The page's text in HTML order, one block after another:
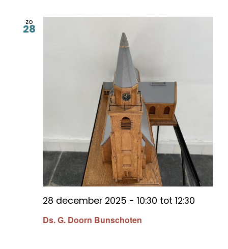
zo
28
Ds. G. Doorn Bunschoten
28 december 2025 - 10:30 tot 12:30